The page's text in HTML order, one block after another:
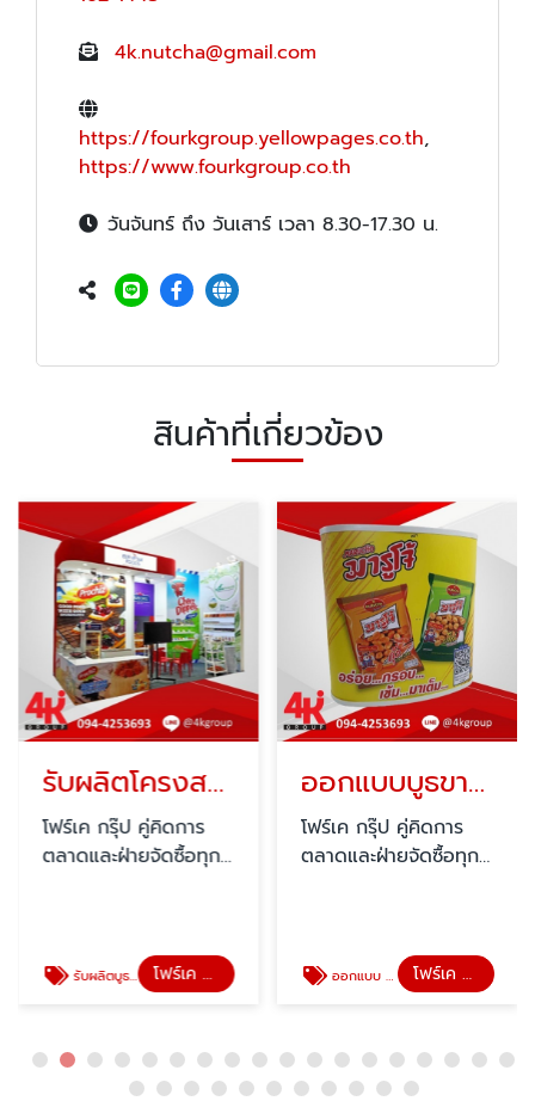
4k.nutcha@gmail.com
https://fourkgroup.yellowpages.co.th,
https://www.fourkgroup.co.th
วันจันทร์ ถึง วันเสาร์ เวลา 8.30-17.30 น.
สินค้าที่เกี่ยวข้อง
รับผลิตโครงสร้าง exhibition
โฟร์เค กรุ๊ป คู่คิดการ
ตลาดและฝ่ายจัดซื้อทุก
รับผลิตบูธ บริษัทออกแบบบูธ โฟร์เค กรุ๊ป
ออกแบบบูธขายของ
โฟร์เค กรุ๊ป คู่คิดการ
ตลาดและฝ่ายจัดซื้อทุก
ออกแบบ จัดทำบูธขายของในห้าง โฟร์เค กรุ๊ป